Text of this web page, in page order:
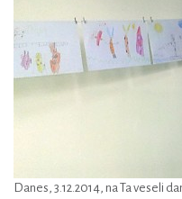
Danes, 3.12.2014, na Ta veseli